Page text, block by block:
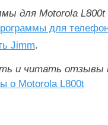
для Motorola
для
Jimm.
и читать отзывы
о Motorola L800t